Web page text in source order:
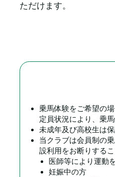
ただけます。
乗馬体験をご希望の
定員状況により、乗
未成年及び高校生は
当クラブは会員制の
設利用をお断りする
医師等により運動
妊娠中の方